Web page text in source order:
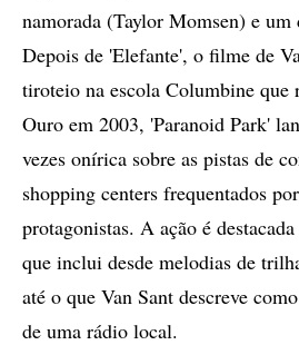
namorada (Taylor Momsen) e
Depois de 'Elefante', o filme de
tiroteio na escola Columbine que
Ouro em 2003, 'Paranoid Park'
vezes onírica sobre as pistas de
shopping centers frequentados
protagonistas. A ação é
que inclui desde melodias de
até o que Van Sant descreve
de uma rádio local.